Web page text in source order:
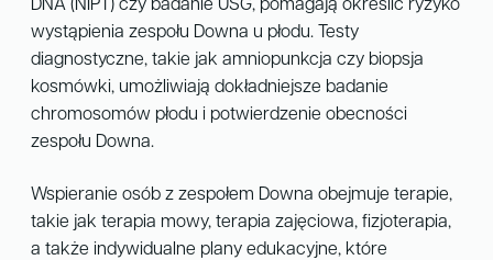
DNA (NIPT) czy badanie USG, pomagają określić ryzyko
wystąpienia zespołu Downa u płodu. Testy
diagnostyczne, takie jak amniopunkcja czy biopsja
kosmówki, umożliwiają dokładniejsze badanie
chromosomów płodu i potwierdzenie obecności
zespołu Downa.
Wspieranie osób z zespołem Downa obejmuje terapie,
takie jak terapia mowy, terapia zajęciowa, fizjoterapia,
a także indywidualne plany edukacyjne, które